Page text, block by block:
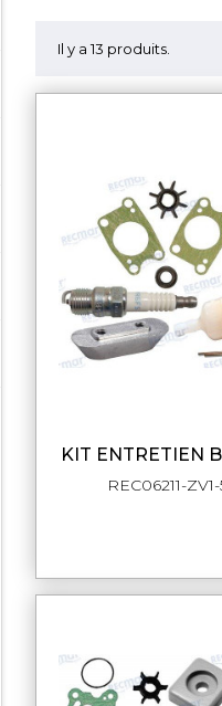
Il y a 13 produits.
APERÇU
KIT ENTRETIEN
REC06211-